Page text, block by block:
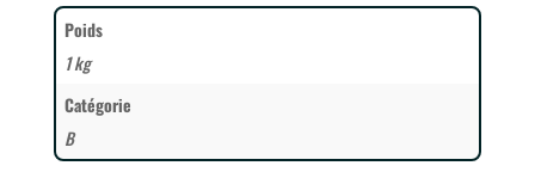
Poids
1 kg
Catégorie
B